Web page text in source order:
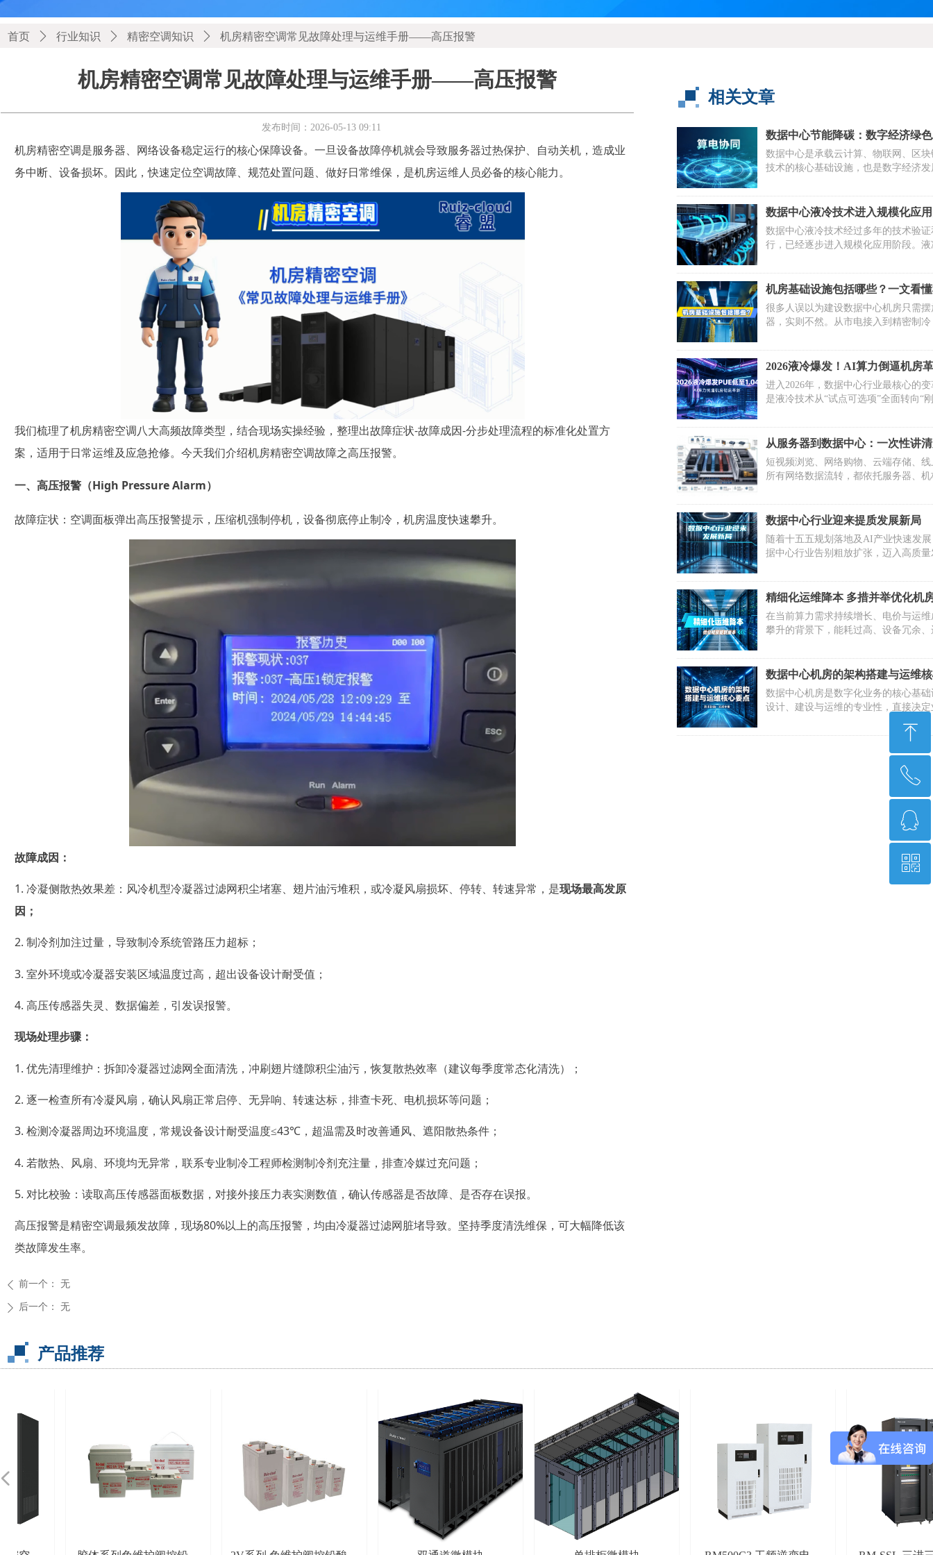
机房精密空调常见故障处理与运维手册——高压报警
机房精密空调是服务器、网络设备稳定运行的核心保障设备。一旦设备故障停机就会导致服务器过热保护、自动关机，造成业
务中断、设备损坏。因此，快速定位空调故障、规范处置问题、做好日常维保，是机房运维人员必备的核心能力。
我们梳理了机房精密空调八大高频故障类型，结合现场实操经验，整理出故障症状-故障成因-分步处理流程的标准化处置方
案，适用于日常运维及应急抢修。今天我们介绍机房精密空调故障之高压报警。
一、高压报警（High Pressure Alarm）
故障症状：空调面板弹出高压报警提示，压缩机强制停机，设备彻底停止制冷，机房温度快速攀升。
故障成因：
1. 冷凝侧散热效果差：风冷机型冷凝器过滤网积尘堵塞、翅片油污堆积，或冷凝风扇损坏、停转、转速异常，是现场最高发原
因；
2. 制冷剂加注过量，导致制冷系统管路压力超标；
3. 室外环境或冷凝器安装区域温度过高，超出设备设计耐受值；
4. 高压传感器失灵、数据偏差，引发误报警。
现场处理步骤：
1. 优先清理维护：拆卸冷凝器过滤网全面清洗，冲刷翅片缝隙积尘油污，恢复散热效率（建议每季度常态化清洗）；
2. 逐一检查所有冷凝风扇，确认风扇正常启停、无异响、转速达标，排查卡死、电机损坏等问题；
3. 检测冷凝器周边环境温度，常规设备设计耐受温度≤43℃，超温需及时改善通风、遮阳散热条件；
4. 若散热、风扇、环境均无异常，联系专业制冷工程师检测制冷剂充注量，排查冷媒过充问题；
5. 对比校验：读取高压传感器面板数据，对接外接压力表实测数值，确认传感器是否故障、是否存在误报。
高压报警是精密空调最频发故障，现场80%以上的高压报警，均由冷凝器过滤网脏堵导致。坚持季度清洗维保，可大幅降低该
类故障发生率。
发布时间： 2026-05-13 09:11
首页 ꄲ 行业知识 ꄲ 精密空调知识 ꄲ 机房精密空调常见故障处理与运维手册——高压报警
ꄴ 前一个： 无
ꄲ 后一个： 无
数据中心节能降碳：数字经济绿
经之路
数据中心是承载云计算、物联网、区
技术的核心基础设施，也是数字经济
求持续攀升，数据中心能耗规模逐年
降碳成为行业高质量发展、助力“双碳”
的关键抓手。若能耗管控缺位，算力
触碰能源供给上限，反过来制约数字
数据中心液冷技术进入规模化应
数据中心液冷技术经过多年的技术验
行，已经逐步进入规模化应用阶段。
气，以水为例水的导热系数约为空气的
热容约为空气的4倍，液冷系统可以实
风冷系统高出数十倍的散热效率。在
密度超过15千瓦的高密度数据中心中
乎是唯一可行的散热方案。当前液冷
维复杂度方面各有优劣。
机房基础设施包括哪些？一文看
础环境工程体系
很多人误以为建设数据中心机房只需
器，实则不然。从市电接入到精密制
接决定机房稳定性和业务连续性。本
业的视角，梳理机房基础设施完整体
划建设时建立全局思维、避开误区。
2026液冷爆发！AI算力倒逼机房
PUE降至1.04，千亿市场重构
进入2026年，数据中心行业最核心的
是液冷技术从“试点可选项”全面转向“
借极致能效、超高密度承载能力，成
代智算中心的核心底座，一场覆盖技
政策的产业重构正在加速上演。
从服务器到数据中心：一次性讲
器、机柜、机房、数据中心的层
短视频浏览、网络购物、云端存储、
所有网络数据流转，都依托服务器、
四个概念，实则四者是从小到大、层
属关系。
数据中心行业迎来提质发展新局
随着十五五规划落地及AI产业快速发
据中心行业告别粗放扩张，迈入高质
向绿色集约、算电协同转型，产业结
化，行业整体景气度稳步提升。
精细化运维降本 多措并举优化机
本
在当前算力需求持续增长、电价与运
攀升的背景下，能耗过高、设备冗余
人工运维构成机房主要开支，想要实
营，必须从实际运营场景入手，落地
实效的降本方案。
数据中心机房的架构搭建与运维
数据中心机房是数字化业务的核心基
设计、建设与运维的专业性，直接决
稳定性与数据资产安全。构建可靠可
行环境，实现IT设备全生命周期管控
下从四大核心维度，详解业内实操要点
相关文章
产品推荐
ꁸ
回到顶部
ꂅ
4008086582
ꁗ
QQ客服
ꀥ